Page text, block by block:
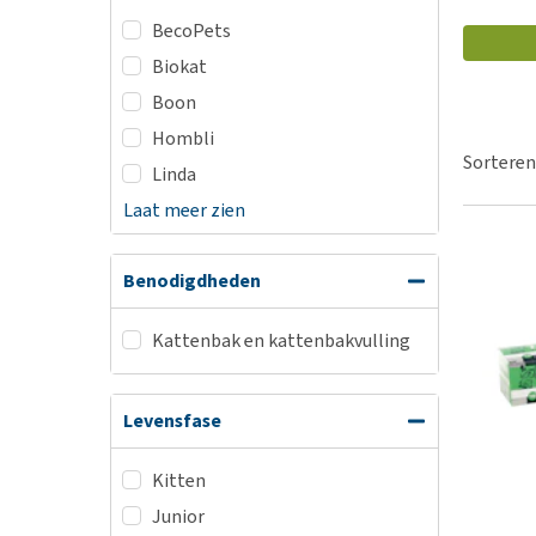
Bekijk alles
BecoPets
Biokat
Boon
Hombli
Linda
Laat meer zien
Benodigdheden
Kattenbak en kattenbakvulling
Levensfase
Kitten
Junior